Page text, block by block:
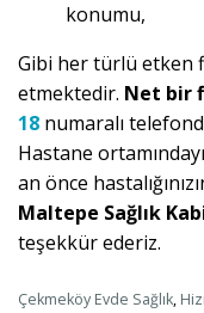
konumu,
Gibi her türlü etken
etmektedir. Net bir
18 numaralı
Hastane
an önce
Maltepe Sağlık
teşekkür ederiz.
Çekmeköy Evde Sağlık,